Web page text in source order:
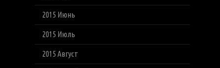
2015 Июнь
2015 Июль
2015 Август